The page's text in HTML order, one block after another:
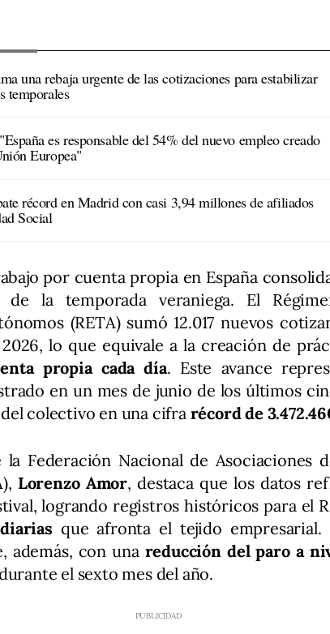
una rebaja urgente de las cotizaciones para estabilizar
temporales
es responsable del 54% del nuevo empleo creado
Europea"
récord en Madrid con casi 3,94 millones de afiliados
Social
por cuenta propia en España
la temporada veraniega. El
(RETA) sumó 12.017 nuevos
lo que equivale a la creación de
propia cada día. Este avance
en un mes de junio de los últimos
colectivo en una cifra récord de
Federación Nacional de Asociaciones
Lorenzo Amor, destaca que los datos
logrando registros históricos para el
que afronta el tejido empresarial.
además, con unareducción del paro a
el sexto mes del año.